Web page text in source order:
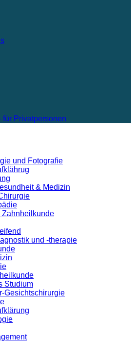
für Privatpersonen
und Fotografie
& Medizin
Zahnheilkunde
und -therapie
Studium
Gesichtschirurgie